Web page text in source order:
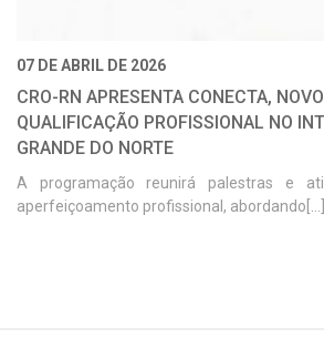
07 DE ABRIL DE 2026
CRO-RN APRESENTA CONECTA,
QUALIFICAÇÃO PROFISSIONAL NO
GRANDE DO NORTE
A programação reunirá palestras e
aperfeiçoamento profissional, abordando[...]